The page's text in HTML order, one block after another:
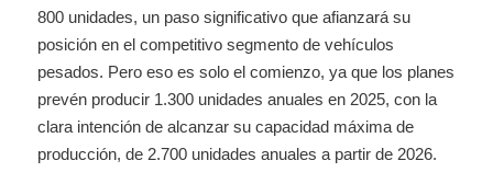
800 unidades, un paso significativo que afianzará su
posición en el competitivo segmento de vehículos
pesados. Pero eso es solo el comienzo, ya que los planes
prevén producir 1.300 unidades anuales en 2025, con la
clara intención de alcanzar su capacidad máxima de
producción, de 2.700 unidades anuales a partir de 2026.